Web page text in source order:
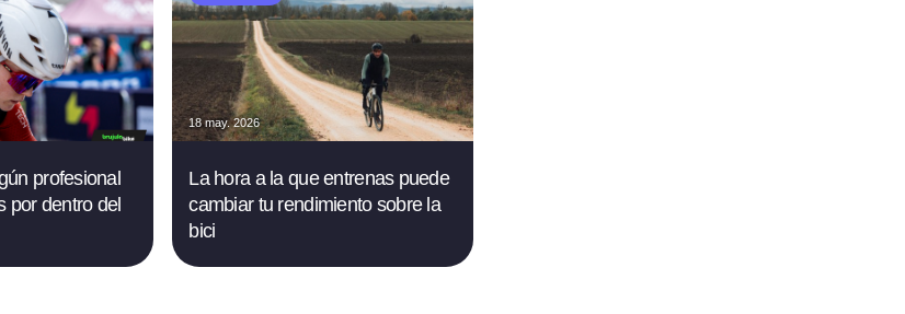
profesional
por dentro del
18 may. 2026
La hora a la que entrenas puede
cambiar tu rendimiento sobre la
bici